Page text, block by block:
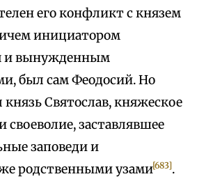
его конфликт с князем
инициатором
и вынужденным
был сам Феодосий. Но
Святослав, княжеское
своеволие, заставлявшее
заповеди и
родственными узами[683].